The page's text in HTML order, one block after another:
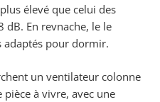
élevé que celui des
dB. En revnache, le le
adaptés pour dormir.
un ventilateur colonne
à vivre, avec une